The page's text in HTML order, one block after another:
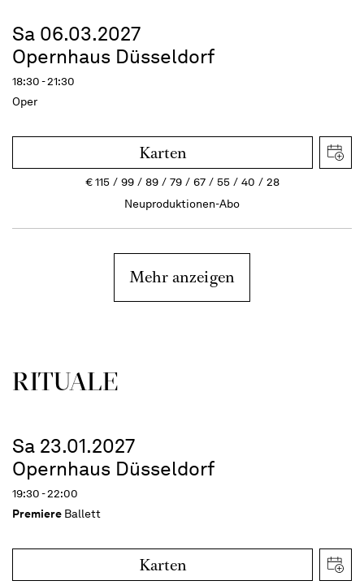
Sa 06.03.2027
Opernhaus Düsseldorf
18:30 - 21:30
Oper
Karten
€115 99 89 79 67 55 40
28
Neuproduktionen-Abo
Mehr anzeigen
RITUALE
Sa 23.01.2027
Opernhaus Düsseldorf
19:30 - 22:00
Premiere Ballett
Karten